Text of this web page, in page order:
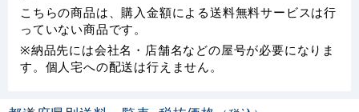
こちらの商品は、購入金額による送料無料サービスは行
っていない商品です。
※納品先には会社名・店舗名などの屋号が必要になりま
す。個人宅への配送は行えません。